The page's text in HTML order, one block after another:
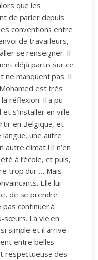
que les
de parler depuis
conventions entre
de travailleurs,
se renseigner. Il
déjà partis sur ce
ne manquent pas. Il
est très
réflexion. Il a pu
s’installer en ville
en Belgique, et
une autre
autre climat ! Il n’en
à l’école, et puis,
trop dur … Mais
Elle lui
de se prendre
continuer à
sœurs. La vie en
simple et il arrive
entre belles-
respectueuse des